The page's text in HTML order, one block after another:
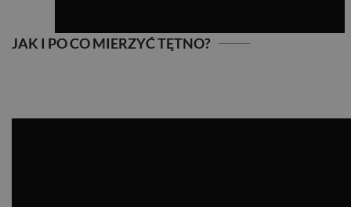
JAK I PO CO MIERZYĆ TĘTNO?